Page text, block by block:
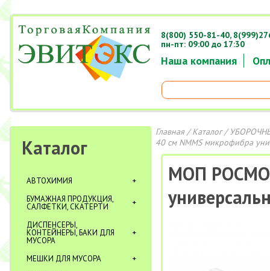
Наша компания
8(800) 550-81-40,
пн-пт: 09:00 до 17:30
Каталог
АВТОХИМИЯ
БУМАЖНАЯ ПРОДУКЦИЯ,
САЛФЕТКИ, СКАТЕРТИ
ДИСПЕНСЕРЫ,
КОНТЕЙНЕРЫ, БАКИ ДЛЯ
МУСОРА
МЕШКИ ДЛЯ МУСОРА
Главная/Каталог/
40 см NMMS микрофибра
МОП